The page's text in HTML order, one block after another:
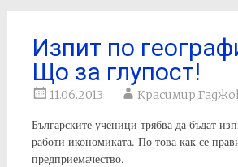
Изпит по
Що за глупост!
11.06.2013 Красимир
Българските ученици трябва да бъдат
работи икономиката. По това как се
предприемачество.